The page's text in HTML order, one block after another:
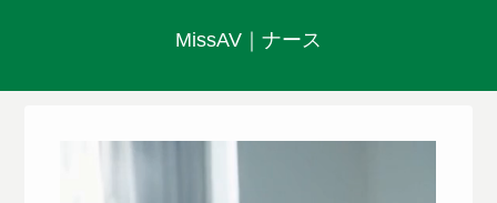
MissAV｜ナース